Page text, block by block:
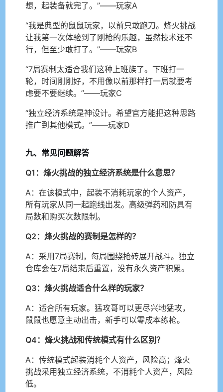
想，起装备就完了。”——玩家A
“我是典型的鼠鼠玩家，以前只敢跑刀。烽火挑战
让我第一次体验到了刚枪的乐趣，虽然技术还不
行，但至少敢打了。”——玩家B
“7局赛制太适合我们这种上班族了。下班打一
轮，时间刚刚好，不用像以前那样打一局就要考
虑要不要继续。”——玩家C
“独立经济系统是神设计。希望官方能把这种思路
推广到其他模式。”——玩家D
九、常见问题解答
Q1：烽火挑战的独立经济系统是什么意思？
A：在该模式中，起装不消耗玩家的个人资产，
所有玩家从同一起跑线出发。高级弹药和防具有
局数和购买次数限制。
Q2：烽火挑战的赛制是怎样的？
A：采用7局赛制，每局围绕抢砖展开战斗。独立
仓库会在7局结束后重置，没有永久资产积累。
Q3：烽火挑战适合什么样的玩家？
A：适合所有玩家。猛攻哥可以更尽兴地猛攻，
鼠鼠也愿意主动出击，新手可以零成本练枪。
Q4：烽火挑战和传统模式有什么区别？
A：传统模式起装消耗个人资产，风险高；烽火
挑战采用独立经济系统，不消耗个人资产，风险
低。